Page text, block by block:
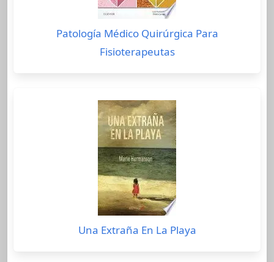
Patología Médico Quirúrgica Para
Fisioterapeutas
Una Extraña En La Playa